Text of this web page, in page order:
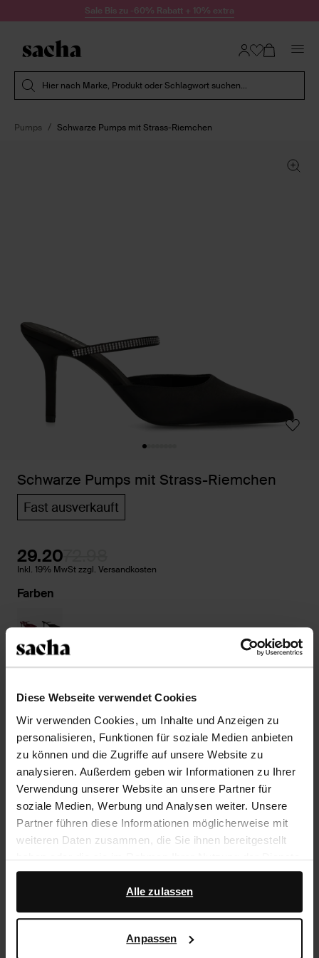
Diese Webseite verwendet Cookies
Wir verwenden Cookies, um Inhalte und Anzeigen zu
personalisieren, Funktionen für soziale Medien anbieten
zu können und die Zugriffe auf unsere Website zu
analysieren. Außerdem geben wir Informationen zu Ihrer
Verwendung unserer Website an unsere Partner für
soziale Medien, Werbung und Analysen weiter. Unsere
Partner führen diese Informationen möglicherweise mit
weiteren Daten zusammen, die Sie ihnen bereitgestellt
haben oder die sie im Rahmen Ihrer Nutzung der Dienste
gesammelt haben.
Darüber hinaus arbeiten wir mit Google zu Werbe- und
darüber, wie Google Ihre personenbezogenen Daten
Alle zulassen
Anpassen
Zum Inhalt springenSale Bis zu -60% Rabatt + 10% extra
Hier nach Marke, Produkt oder Schlagwort suchen...
Pumps Schwarze Pumps mit Strass-Riemchen
Schwarze Pumps mit Strass-Riemchen
Fast ausverkauft
29.20
Inkl. 19% MwSt zzgl. Versandkosten
Farben
Größe auswählen
Trusted Shop-Gütesiegel
Rechnungskauf
14 Tage Bedenkzeit
Produktbeschreibung
Diese schwarzen Pumps mit Strass-Riemchen der
Marke Sacha haben einen 8 cm hohen Pfennigabsatz
und eine Satin-Optik. Als Schuhpflege empfehlen wir
Produktdetails